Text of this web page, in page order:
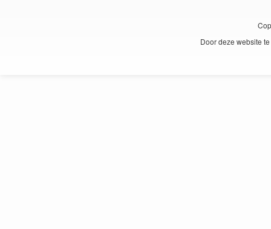
Door deze website